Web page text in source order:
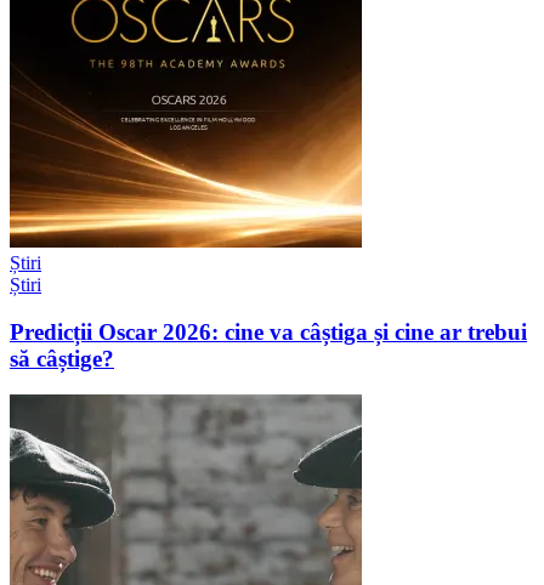
Știri
Știri
Predicții Oscar 2026: cine va câștiga și cine ar trebui
să câștige?